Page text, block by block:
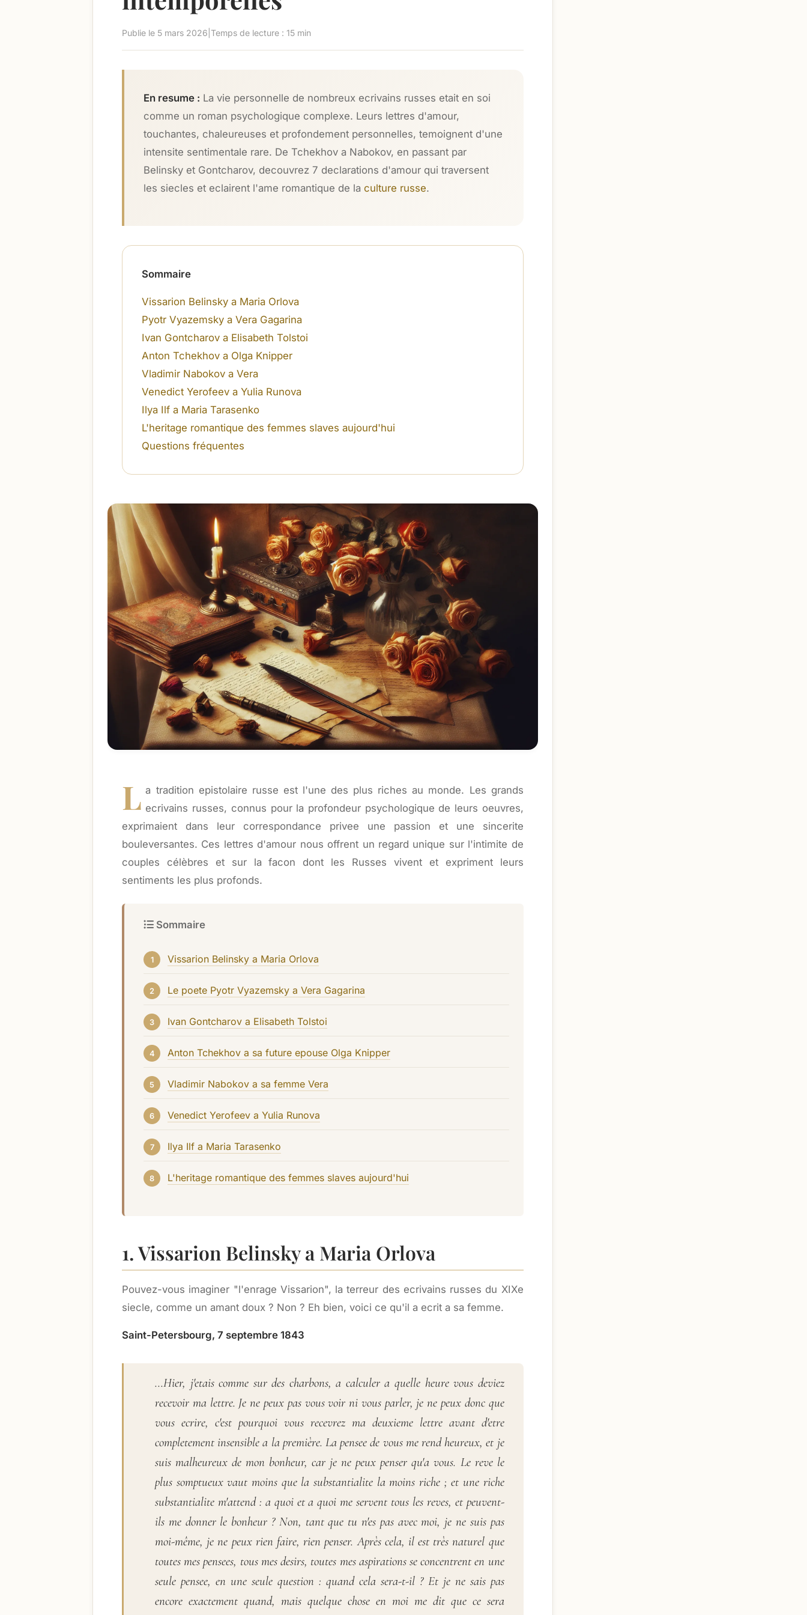
Publie le 5 mars 2026 Temps de lecture : 15 min
En resume : La vie personnelle de nombreux ecrivains russes etait en soi
comme un roman psychologique complexe. Leurs lettres d'amour,
touchantes, chaleureuses et profondement personnelles, temoignent d'une
intensite sentimentale rare. De Tchekhov a Nabokov, en passant par
Belinsky et Gontcharov, decouvrez 7 declarations d'amour qui traversent
les siecles et eclairent l'ame romantique de la culture russe.
Sommaire
Vissarion Belinsky a Maria Orlova
Pyotr Vyazemsky a Vera Gagarina
Ivan Gontcharov a Elisabeth Tolstoi
Anton Tchekhov a Olga Knipper
Vladimir Nabokov a Vera
Venedict Yerofeev a Yulia Runova
Ilya Ilf a Maria Tarasenko
L'heritage romantique des femmes slaves aujourd'hui
Questions fréquentes
L a tradition epistolaire russe est l'une des plus riches au monde. Les grands
ecrivains russes, connus pour la profondeur psychologique de leurs oeuvres,
exprimaient dans leur correspondance privee une passion et une sincerite
bouleversantes. Ces lettres d'amour nous offrent un regard unique sur l'intimite de
couples célèbres et sur la facon dont les Russes vivent et expriment leurs
sentiments les plus profonds.
Sommaire
Vissarion Belinsky a Maria Orlova
Le poete Pyotr Vyazemsky a Vera Gagarina
Ivan Gontcharov a Elisabeth Tolstoi
Anton Tchekhov a sa future epouse Olga Knipper
Vladimir Nabokov a sa femme Vera
Venedict Yerofeev a Yulia Runova
Ilya Ilf a Maria Tarasenko
L'heritage romantique des femmes slaves aujourd'hui
1. Vissarion Belinsky a Maria Orlova
Pouvez-vous imaginer "l'enrage Vissarion", la terreur des ecrivains russes du XIXe
siecle, comme un amant doux ? Non ? Eh bien, voici ce qu'il a ecrit a sa femme.
Saint-Petersbourg, 7 septembre 1843
...Hier, j'etais comme sur des charbons, a calculer a quelle heure vous deviez
recevoir ma lettre. Je ne peux pas vous voir ni vous parler, je ne peux donc que
vous ecrire, c'est pourquoi vous recevrez ma deuxieme lettre avant d'etre
completement insensible a la première. La pensee de vous me rend heureux, et je
suis malheureux de mon bonheur, car je ne peux penser qu'a vous. Le reve le
plus somptueux vaut moins que la substantialite la moins riche ; et une riche
substantialite m'attend : a quoi et a quoi me servent tous les reves, et peuvent-
ils me donner le bonheur ? Non, tant que tu n'es pas avec moi, je ne suis pas
moi-même, je ne peux rien faire, rien penser. Après cela, il est très naturel que
toutes mes pensees, tous mes desirs, toutes mes aspirations se concentrent en une
seule pensee, en une seule question : quand cela sera-t-il ? Et je ne sais pas
encore exactement quand, mais quelque chose en moi me dit que ce sera